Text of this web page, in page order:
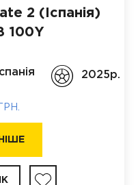
2 (Іспанія)
100Y
Іспанія 2025p.